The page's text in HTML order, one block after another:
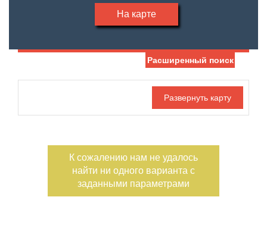
На карте
Балконов
Этаж
—
Этажность
Расширенный поиск
К сожалению нам не удалось
найти ни одного варианта с
заданными параметрами